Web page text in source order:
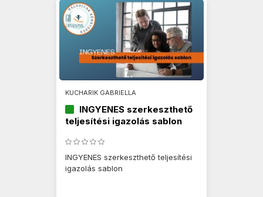
KUCHARIK GABRIELLA
INGYENES szerkeszthető
teljesítési igazolás sablon
INGYENES szerkeszthető teljesítési
igazolás sablon